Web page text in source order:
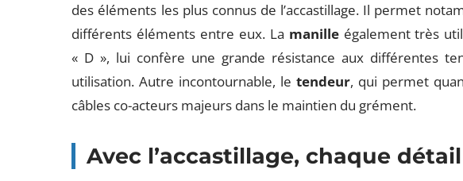
des éléments les plus connus de l’accastillage. Il permet
différents éléments entre eux. La manilleégalement très
« D », lui confère une grande résistance aux différentes
utilisation. Autre incontournable, letendeur, qui permet
câbles co-acteurs majeurs dans le maintien du grément.
Avec l’accastillage, chaque